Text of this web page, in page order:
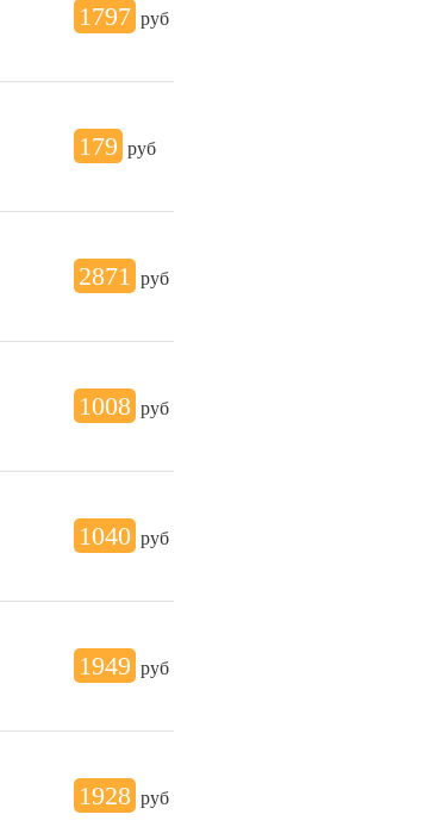
1797 руб
179 руб
2871 руб
1008 руб
1040 руб
1949 руб
1928 руб